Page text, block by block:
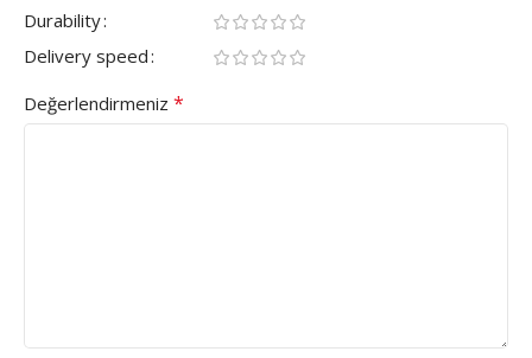
Durability
Delivery speed
Değerlendirmeniz *